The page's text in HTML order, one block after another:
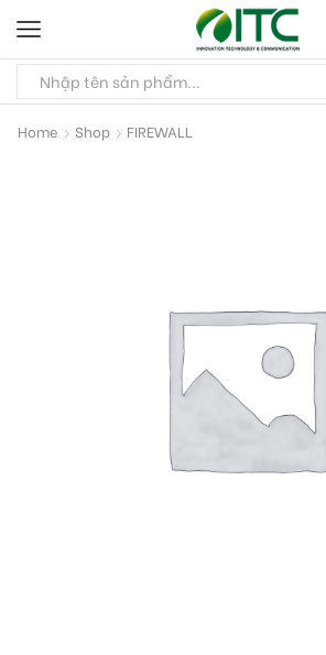
Home Shop FIREWALL